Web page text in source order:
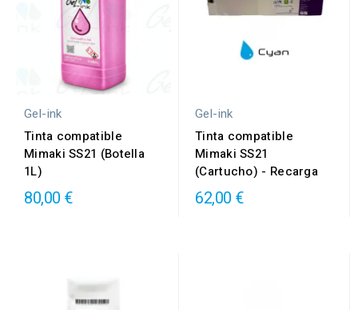
Gel-ink
Tinta compatible
Mimaki SS21 (Botella
1L)
80,00 €
Gel-ink
Tinta compatible
Mimaki SS21
(Cartucho) - Recarga
62,00 €